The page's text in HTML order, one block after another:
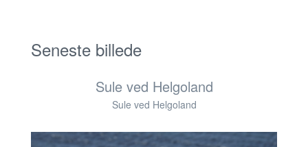
Seneste billede
Sule ved Helgoland
Sule ved Helgoland